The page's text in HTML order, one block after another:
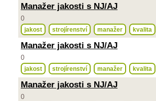
Manažer jakosti s NJ/AJ
0
jakost strojírenství manažer kvalita
Manažer jakosti s NJ/AJ
0
jakost strojírenství manažer kvalita
Manažer jakosti s NJ/AJ
0